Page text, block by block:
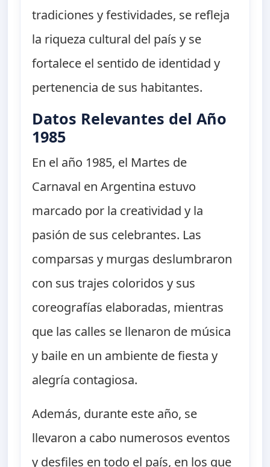
tradiciones y festividades, se refleja
la riqueza cultural del país y se
fortalece el sentido de identidad y
pertenencia de sus habitantes.
Datos Relevantes del Año
1985
En el año 1985, el Martes de
Carnaval en Argentina estuvo
marcado por la creatividad y la
pasión de sus celebrantes. Las
comparsas y murgas deslumbraron
con sus trajes coloridos y sus
coreografías elaboradas, mientras
que las calles se llenaron de música
y baile en un ambiente de fiesta y
alegría contagiosa.
Además, durante este año, se
llevaron a cabo numerosos eventos
y desfiles en todo el país, en los que